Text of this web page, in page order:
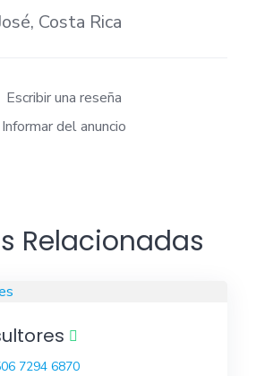
Costa Rica
Escribir una reseña
Informar del anuncio
Relacionadas
7294 6870